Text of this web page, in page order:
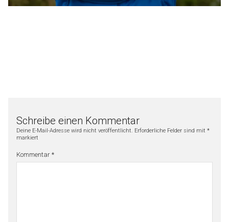
Schreibe einen Kommentar
Deine E-Mail-Adresse wird nicht veröffentlicht. Erforderliche Felder sind mit *
markiert
Kommentar *